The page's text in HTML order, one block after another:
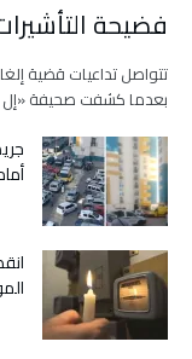
فضيحة
تتواصل تداعيات قضية
بعدما كشفت صحيفة